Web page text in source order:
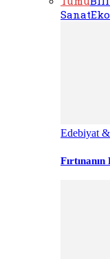
Sanat
Edebiyat